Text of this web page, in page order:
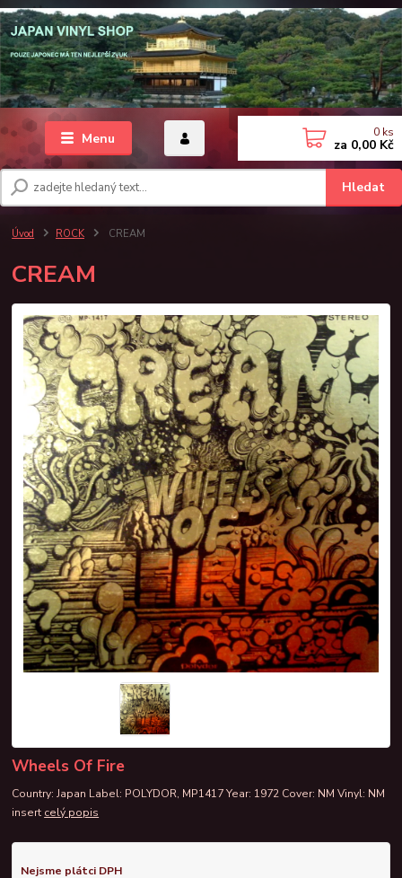
Menu
Hledat
0 ks
za 0,00 Kč
Úvod ROCK CREAM
CREAM
Wheels Of Fire
Country: Japan Label: POLYDOR, MP1417 Year: 1972 Cover: NM Vinyl: NM
insert celý popis
Nejsme plátci DPH